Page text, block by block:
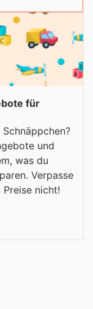
für
und
was du
Verpasse
nicht!